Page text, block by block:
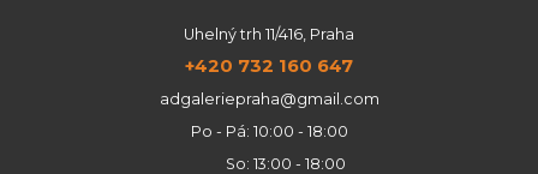
Uhelný trh 11/416, Praha
+420 732 160 647
adgaleriepraha@gmail.com
Po - Pá: 10:00 - 18:00
So: 13:00 - 18:00